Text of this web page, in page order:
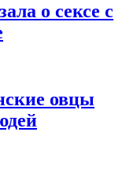
о сексе с
овцы